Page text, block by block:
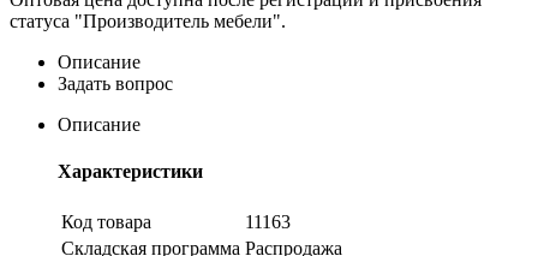
статуса "Производитель мебели".
Описание
Задать вопрос
Описание
Характеристики
Код товара
11163
Складская программа Распродажа